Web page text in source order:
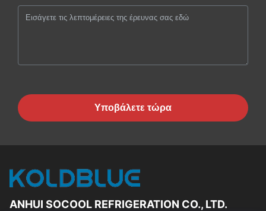
Υποβάλετε τώρα
ANHUI SOCOOL REFRIGERATION CO., LTD.